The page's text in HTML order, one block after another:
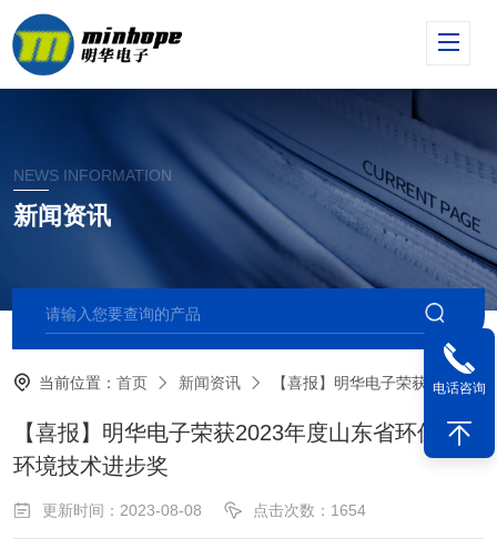
NEWS INFORMATION
新闻资讯
当前位置：首页 新闻资讯 【喜报】明华电子荣获2023年度山东省环保产业环境技术进步奖
【喜报】明华电子荣获2023年度山东省环保产业
环境技术进步奖
更新时间：2023-08-08 点击次数：1654
电话咨询